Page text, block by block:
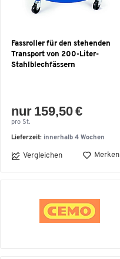
Fassroller für den stehenden
Transport von 200-Liter-
Stahlblechfässern
nur 159,50 €
pro St.
Lieferzeit: innerhalb 4 Wochen
Vergleichen Merken